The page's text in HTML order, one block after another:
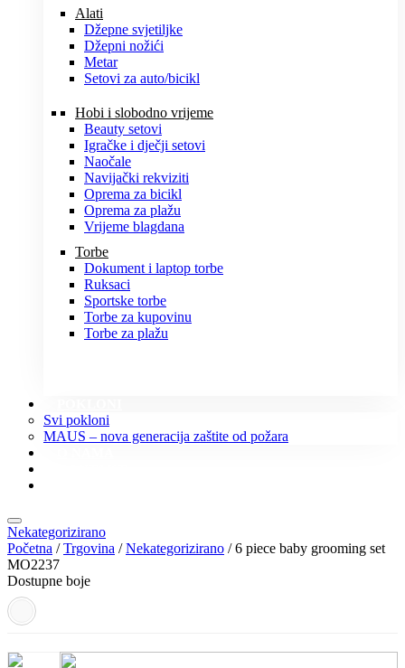
Alati
Džepne svjetiljke
Džepni nožići
Metar
Setovi za auto/bicikl
Hobi i slobodno vrijeme
Beauty setovi
Igračke i dječji setovi
Naočale
Navijački rekviziti
Oprema za bicikl
Oprema za plažu
Vrijeme blagdana
Torbe
Dokument i laptop torbe
Ruksaci
Sportske torbe
Torbe za kupovinu
Torbe za plažu
Svi pokloni
MAUS – nova generacija zaštite od požara
Nekategorizirano
Početna /Trgovina /Nekategorizirano / 6 piece baby grooming set
MO2237
Dostupne boje